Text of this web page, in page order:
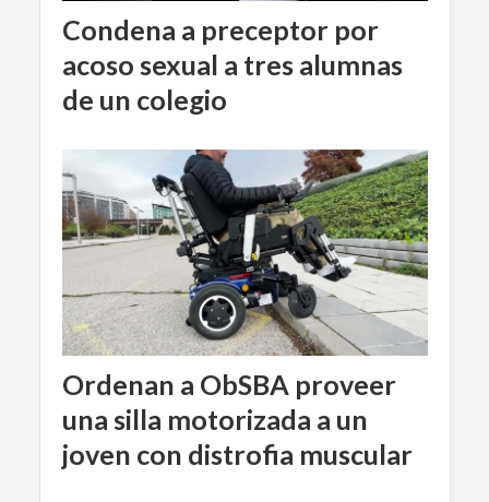
Condena a preceptor por
acoso sexual a tres alumnas
de un colegio
Ordenan a ObSBA proveer
una silla motorizada a un
joven con distrofia muscular